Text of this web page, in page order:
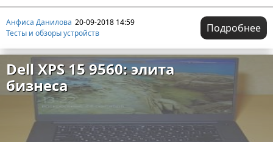
Анфиса Данилова 20-09-2018 14:59
Тесты и обзоры устройств
Подробнее
Dell XPS 15 9560: элита
бизнеса